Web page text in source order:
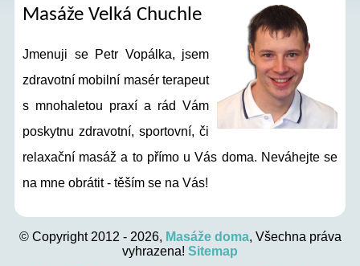
Masáže Velká Chuchle
Jmenuji se Petr Vopálka, jsem
zdravotní mobilní masér terapeut
s mnohaletou praxí a rád Vám
poskytnu zdravotní, sportovní, či
relaxační masáž a to přímo u Vás doma. Neváhejte se
na mne obrátit - těším se na Vás!
© Copyright 2012 - 2026, Masáže doma, Všechna práva
vyhrazena! Sitemap